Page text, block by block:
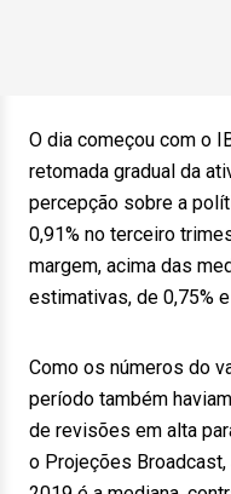
O dia começou com o
retomada gradual da
percepção sobre a
0,91% no terceiro
margem, acima das
estimativas, de 0,75% e
Como os números do
período também
de revisões em alta
o Projeções Broadcast,